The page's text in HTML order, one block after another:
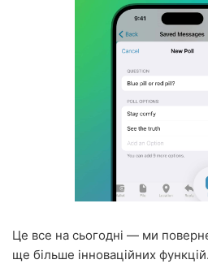
Це все на сьогодні — ми
ще більше інноваційних функцій.